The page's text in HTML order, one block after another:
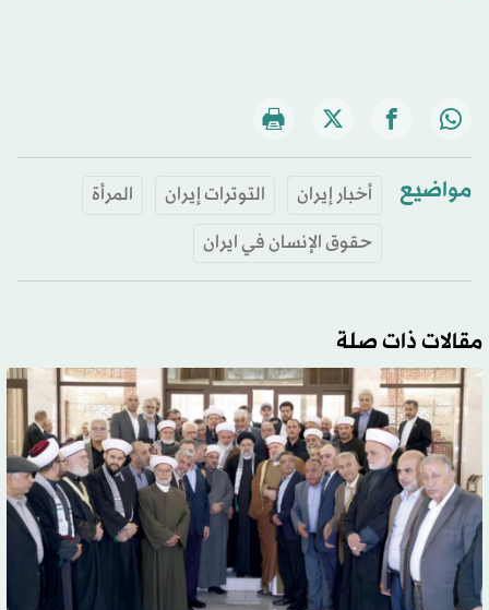
مواضيع أخبار إيران التوترات إيران
المرأة
حقوق الإنسان في ايران
مقالات ذات صلة